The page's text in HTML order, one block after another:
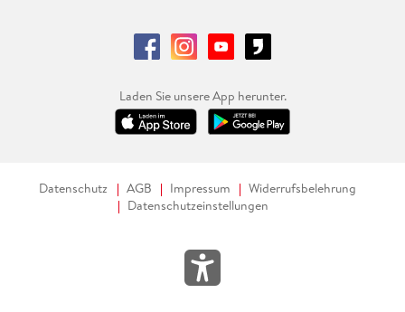
Laden Sie unsere App herunter.
Datenschutz AGB Impressum
Widerrufsbelehrung
Datenschutzeinstellungen